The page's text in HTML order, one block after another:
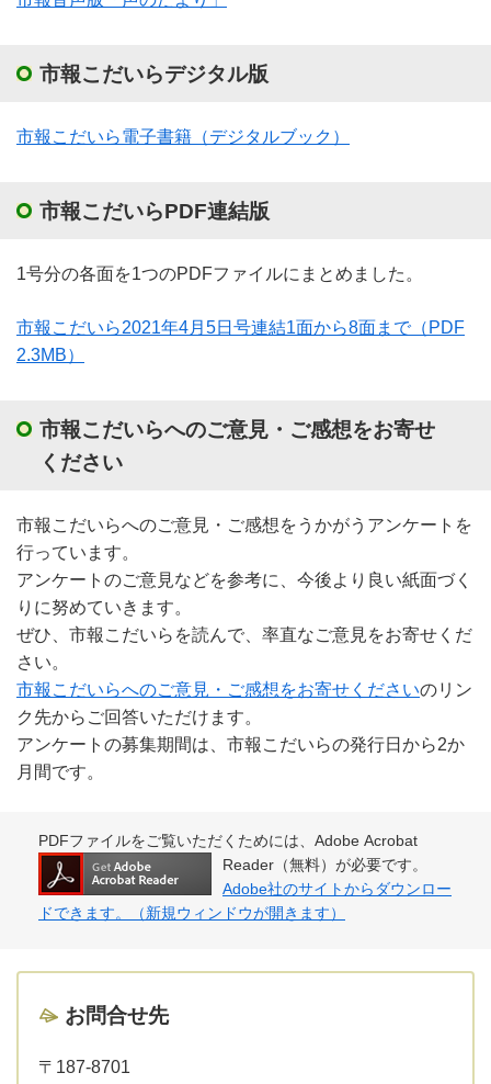
市報こだいらデジタル版
市報こだいら電子書籍（デジタルブック）
市報こだいらPDF連結版
1号分の各面を1つのPDFファイルにまとめました。
市報こだいら2021年4月5日号連結1面から8面まで（PDF
2.3MB）
市報こだいらへのご意見・ご感想をお寄せ
ください
市報こだいらへのご意見・ご感想をうかがうアンケートを
行っています。
アンケートのご意見などを参考に、今後より良い紙面づく
りに努めていきます。
ぜひ、市報こだいらを読んで、率直なご意見をお寄せくだ
さい。
市報こだいらへのご意見・ご感想をお寄せくださいのリン
ク先からご回答いただけます。
アンケートの募集期間は、市報こだいらの発行日から2か
月間です。
PDFファイルをご覧いただくためには、Adobe Acrobat
Reader（無料）が必要です。
Adobe社のサイトからダウンロー
ドできます。（新規ウィンドウが開きます）
お問合せ先
〒187-8701